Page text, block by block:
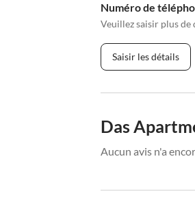
Numéro de
Veuillez saisir plus
Saisir les détails
Das
Aucun avis n'a